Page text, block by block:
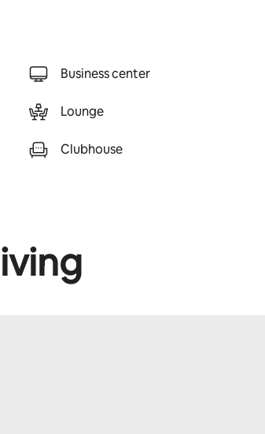
Business center
Lounge
Clubhouse